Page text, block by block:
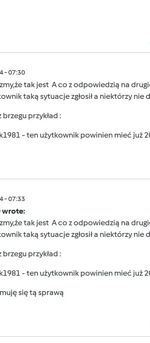
- 07:30
tak jest A co z odpowiedzią na
taką sytuacje zgłosił a niektórzy nie
brzegu przykład :
- ten użytkownik powinien mieć już
- 07:33
wrote:
tak jest A co z odpowiedzią na
taką sytuacje zgłosił a niektórzy nie
brzegu przykład :
- ten użytkownik powinien mieć już
się tą sprawą